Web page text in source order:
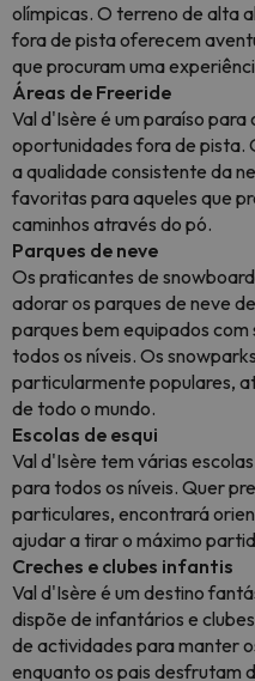
olímpicas. O terreno de alta
fora de pista oferecem
que procuram uma
Áreas de Freeride
Val d'Isère é um paraíso
oportunidades fora de pista.
a qualidade consistente da
favoritas para aqueles que
caminhos através do pó.
Parques de neve
Os praticantes de
adorar os parques de neve
parques bem equipados
todos os níveis. Os
particularmente populares,
de todo o mundo.
Escolas de esqui
Val d'Isère tem várias
para todos os níveis. Quer
particulares, encontrará
ajudar a tirar o máximo
Creches e clubes infantis
Val d'Isère é um destino
dispõe de infantários e
de actividades para manter
enquanto os pais desfrutam